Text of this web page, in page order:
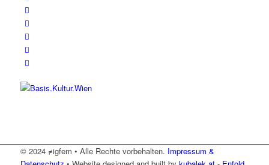
© 2024 ≠igfem • Alle Rechte vorbehalten. Impressum &